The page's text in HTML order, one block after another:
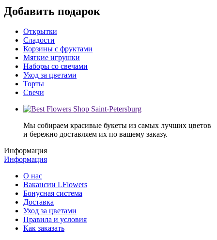
Добавить подарок
Открытки
Сладости
Корзины с фруктами
Мягкие игрушки
Наборы со свечами
Уход за цветами
Торты
Свечи
Мы собираем красивые букеты из самых лучших цветов
и бережно доставляем их по вашему заказу.
Информация
Информация
О нас
Вакансии LFlowers
Бонусная система
Доставка
Уход за цветами
Правила и условия
Как заказать